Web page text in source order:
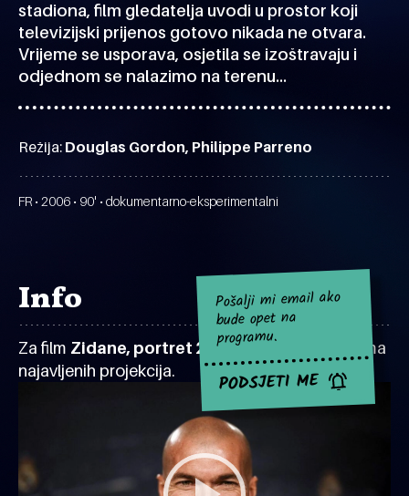
stadiona, film gledatelja uvodi u prostor koji
televizijski prijenos gotovo nikada ne otvara.
Vrijeme se usporava, osjetila se izoštravaju i
odjednom se nalazimo na terenu...
Režija: Douglas Gordon, Philippe Parreno
FR • 2006 • 90' • dokumentarno-eksperimentalni
Info
Za film Zidane, portret 21. stoljeća
za sad nema
najavljenih projekcija.
Pošalji mi email ako
bude opet na
programu.
PODSJETI ME